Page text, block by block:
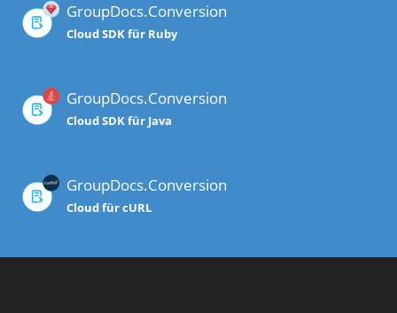
GroupDocs.Conversion
Cloud SDK für Ruby
GroupDocs.Conversion
Cloud SDK für Java
GroupDocs.Conversion
Cloud für cURL